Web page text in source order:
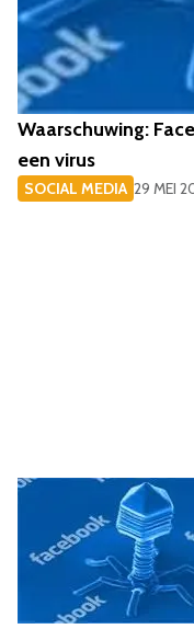
Waarschuwing:
een virus
SOCIAL MEDIA 29 MEI